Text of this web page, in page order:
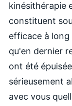
kinésithérapie
constituent
efficace à long
qu'en dernier
ont été
sérieusement
avec vous